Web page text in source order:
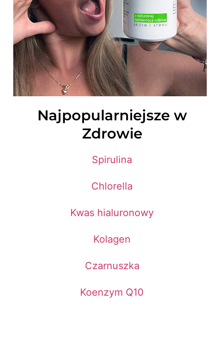
Najpopularniejsze w
Zdrowie
Spirulina
Chlorella
Kwas hialuronowy
Kolagen
Czarnuszka
Koenzym Q10